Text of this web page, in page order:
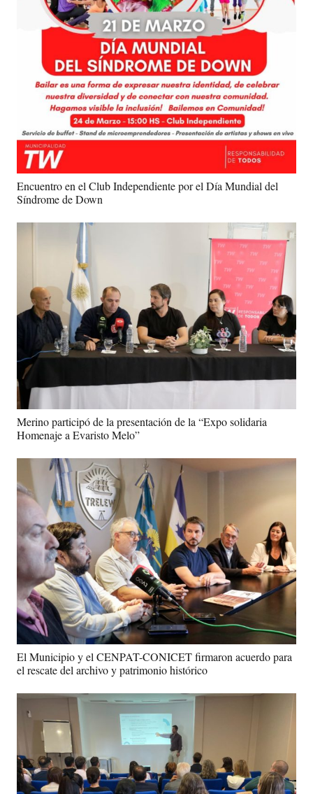
Encuentro en el Club Independiente por el Día Mundial del
Síndrome de Down
Merino participó de la presentación de la “Expo solidaria
Homenaje a Evaristo Melo”
El Municipio y el CENPAT-CONICET firmaron acuerdo para
el rescate del archivo y patrimonio histórico